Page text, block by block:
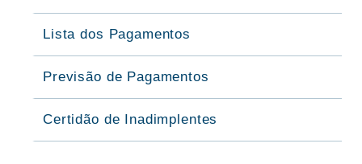
Lista dos Pagamentos
Previsão de Pagamentos
Certidão de Inadimplentes